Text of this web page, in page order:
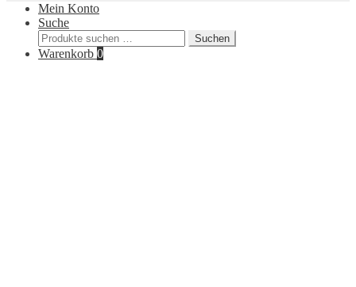
Mein Konto
Suche
Suchen
nach:
Suchen
Warenkorb 0